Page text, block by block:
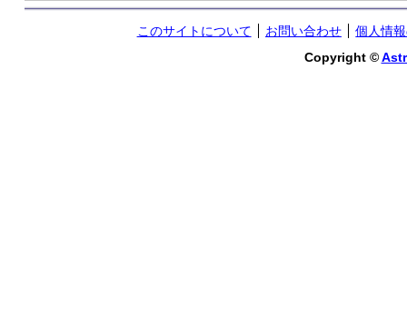
このサイトについて お問い合わせ
個人情
Copyright ©